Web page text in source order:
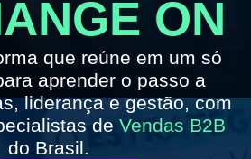
ON
que reúne em um só
aprender o passo a
liderança e gestão, com
de Vendas B2B
do Brasil.